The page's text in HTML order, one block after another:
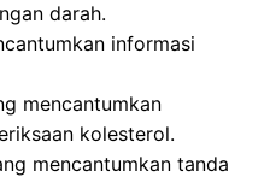
darah.
informasi
mencantumkan
kolesterol.
mencantumkan tanda